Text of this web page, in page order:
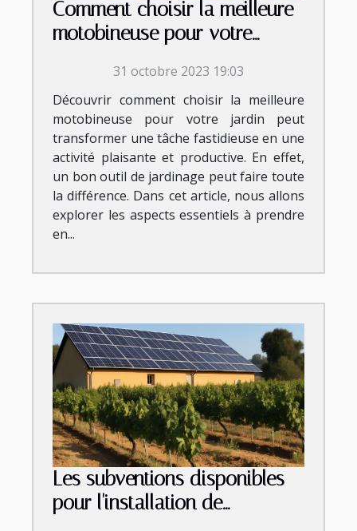
Comment choisir la meilleure
motobineuse pour votre
31 octobre 2023 19:03
Découvrir comment choisir la meilleure
motobineuse pour votre jardin peut
transformer une tâche fastidieuse en une
activité plaisante et productive. En effet,
un bon outil de jardinage peut faire toute
la différence. Dans cet article, nous allons
explorer les aspects essentiels à prendre
en...
Les subventions disponibles
pour l'installation de